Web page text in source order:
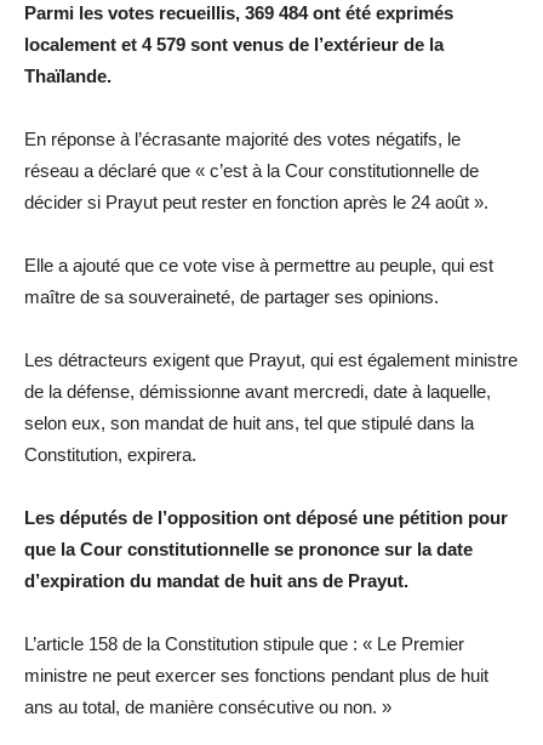
Parmi les votes recueillis, 369 484 ont été exprimés
localement et 4 579 sont venus de l’extérieur de la
Thaïlande.
En réponse à l’écrasante majorité des votes négatifs, le
réseau a déclaré que « c’est à la Cour constitutionnelle de
décider si Prayut peut rester en fonction après le 24 août ».
Elle a ajouté que ce vote vise à permettre au peuple, qui est
maître de sa souveraineté, de partager ses opinions.
Les détracteurs exigent que Prayut, qui est également ministre
de la défense, démissionne avant mercredi, date à laquelle,
selon eux, son mandat de huit ans, tel que stipulé dans la
Constitution, expirera.
Les députés de l’opposition ont déposé une pétition pour
que la Cour constitutionnelle se prononce sur la date
d’expiration du mandat de huit ans de Prayut.
L’article 158 de la Constitution stipule que : « Le Premier
ministre ne peut exercer ses fonctions pendant plus de huit
ans au total, de manière consécutive ou non. »